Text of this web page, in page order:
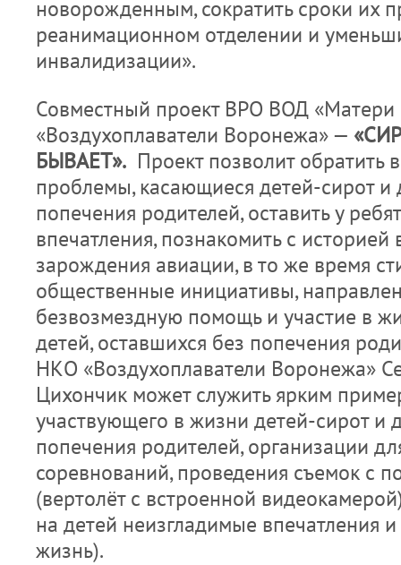
новорожденным, сократить сроки их
реанимационном отделении и
инвалидизации».
Совместный проект ВРО ВОД
«Воздухоплаватели Воронежа» —
БЫВАЕТ». Проект позволит обратить
проблемы, касающиеся детей-сирот и
попечения родителей, оставить у
впечатления, познакомить с
зарождения авиации, в то же время
общественные инициативы,
безвозмездную помощь и участие в
детей, оставшихся без попечения
НКО «Воздухоплаватели Воронежа»
Цихончик может служить ярким
участвующего в жизни детей-сирот и
попечения родителей, организации
соревнований, проведения съемок с
(вертолёт с встроенной
на детей неизгладимые впечатления
жизнь).